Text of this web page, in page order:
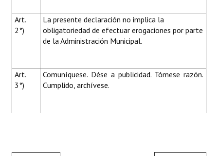
Art.
2°)
La presente declaración no implica la
obligatoriedad de efectuar erogaciones por parte
de la Administración Municipal.
Art.
3°)
Comuníquese. Dése a publicidad. Tómese razón.
Cumplido, archívese.